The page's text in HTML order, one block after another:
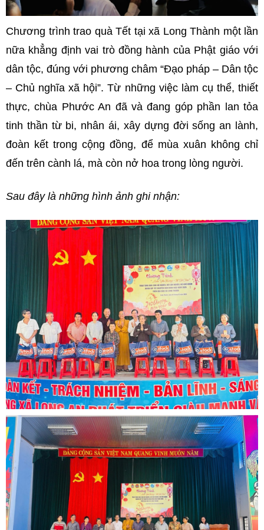
Chương trình trao quà Tết tại xã Long Thành một lần
nữa khẳng định vai trò đồng hành của Phật giáo với
dân tộc, đúng với phương châm “Đạo pháp – Dân tộc
– Chủ nghĩa xã hội”. Từ những việc làm cụ thể, thiết
thực, chùa Phước An đã và đang góp phần lan tỏa
tinh thần từ bi, nhân ái, xây dựng đời sống an lành,
đoàn kết trong cộng đồng, để mùa xuân không chỉ
đến trên cành lá, mà còn nở hoa trong lòng người.
Sau đây là những hình ảnh ghi nhận: